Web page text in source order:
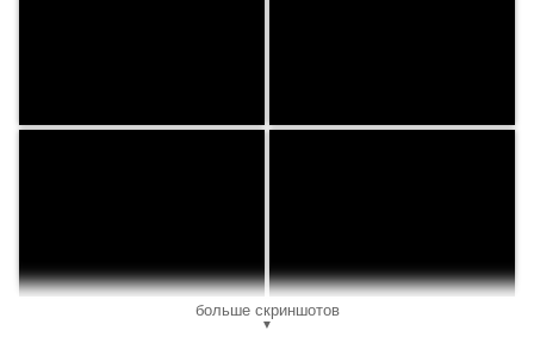
больше скриншотов
▼